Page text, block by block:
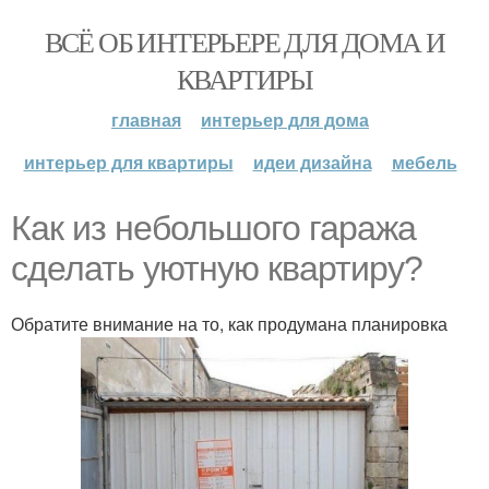
ВСЁ ОБ ИНТЕРЬЕРЕ ДЛЯ ДОМА И
КВАРТИРЫ
главная
интерьер для дома
интерьер для квартиры
идеи дизайна мебель
Как из небольшого гаража
сделать уютную квартиру?
Обратите внимание на то, как продумана планировка